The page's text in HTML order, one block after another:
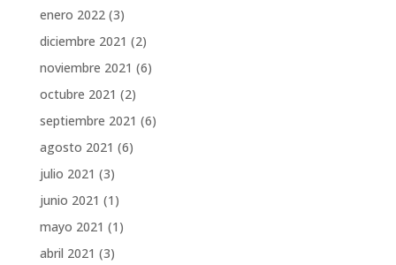
enero 2022(3)
diciembre 2021 (2)
noviembre 2021 (6)
octubre 2021 (2)
septiembre 2021 (6)
agosto 2021 (6)
julio 2021 (3)
junio 2021 (1)
mayo 2021 (1)
abril 2021 (3)